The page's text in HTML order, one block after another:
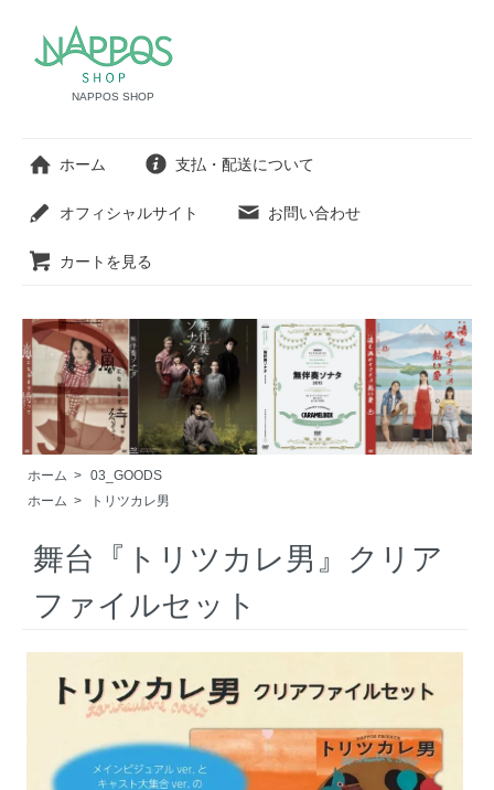
NAPPOS SHOP
ホーム 支払・配送について
オフィシャルサイト お問い合わせ
カートを見る
ホーム > 03_GOODS
ホーム > トリツカレ男
舞台『トリツカレ男』クリア
ファイルセット